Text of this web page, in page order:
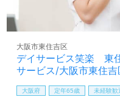
デイサービス笑楽 東
サービス/大阪市東住吉
大阪市東住吉区
大阪府 定年65歳 未経験歓